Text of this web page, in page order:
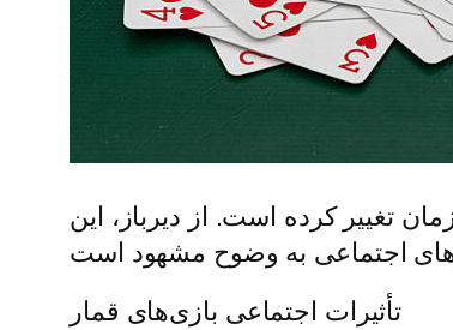
تغییر کرده است. از دیرباز، این
تأثیرات اجتماعی بازی‌های قمار